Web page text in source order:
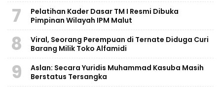
7
Pelatihan Kader Dasar TM I Resmi Dibuka
Pimpinan Wilayah IPM Malut
8
Viral, Seorang Perempuan di Ternate Diduga Curi
Barang Milik Toko Alfamidi
9
Aslan: Secara Yuridis Muhammad Kasuba Masih
Berstatus Tersangka